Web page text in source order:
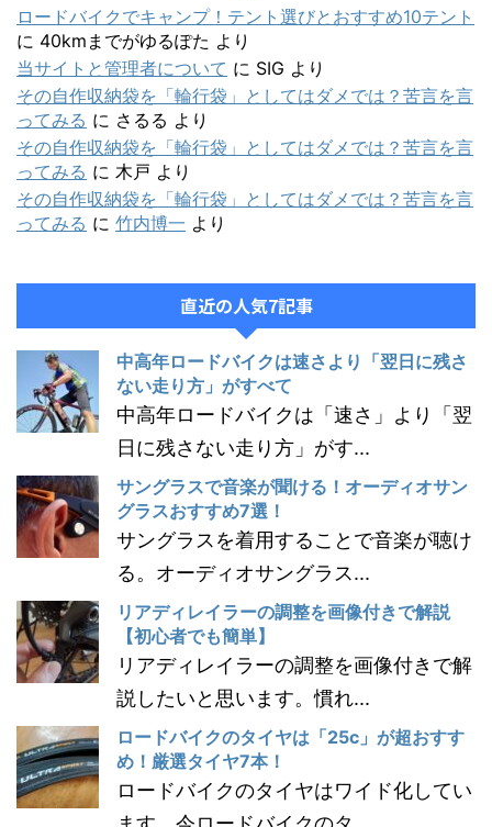
ロードバイクでキャンプ！テント選びとおすすめ10テント
に 40kmまでがゆるぽた より
当サイトと管理者について に SIG より
その自作収納袋を「輪行袋」としてはダメでは？苦言を言
ってみる に さるる より
その自作収納袋を「輪行袋」としてはダメでは？苦言を言
ってみる に 木戸 より
その自作収納袋を「輪行袋」としてはダメでは？苦言を言
ってみる に 竹内博一 より
直近の人気7記事
中高年ロードバイクは速さより「翌日に残さ
ない走り方」がすべて
中高年ロードバイクは「速さ」より「翌
日に残さない走り方」がす...
サングラスで音楽が聞ける！オーディオサン
グラスおすすめ7選！
サングラスを着用することで音楽が聴け
る。オーディオサングラス...
リアディレイラーの調整を画像付きで解説
【初心者でも簡単】
リアディレイラーの調整を画像付きで解
説したいと思います。慣れ...
ロードバイクのタイヤは「25c」が超おすす
め！厳選タイヤ7本！
ロードバイクのタイヤはワイド化してい